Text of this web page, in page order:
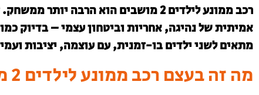
רכב ממונע לילדים 2 מושבים הוא הרבה
אמיתית של נהיגה, אחריות וביטחון עצמי – בדיוק
מתאים לשני ילדים בו-זמנית, עם עוצמה, יציבות
מה זה בעצם רכב ממונע לילדים 2 מושבים?